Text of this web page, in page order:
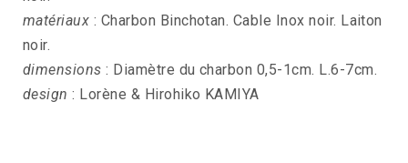
matériaux : Charbon Binchotan. Cable Inox noir. Laiton
noir.
dimensions : Diamètre du charbon 0,5-1cm. L.6-7cm.
design : Lorène & Hirohiko KAMIYA